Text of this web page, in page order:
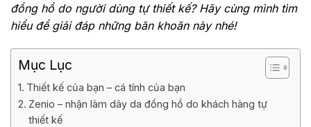
đồng hồ do người dùng tự thiết kế? Hãy cùng mình tìm
hiểu để giải đáp những băn khoăn này nhé!
Mục Lục
Thiết kế của bạn – cá tính của bạn
Zenio – nhận làm dây da đồng hồ do khách hàng tự
thiết kế